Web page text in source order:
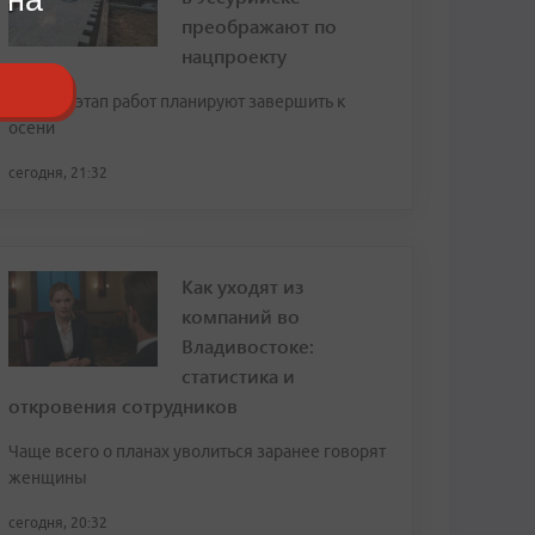
преображают по
нацпроекту
Первый этап работ планируют завершить к
осени
сегодня, 21:32
Как уходят из
компаний во
Владивостоке:
статистика и
откровения сотрудников
Чаще всего о планах уволиться заранее говорят
женщины
сегодня, 20:32